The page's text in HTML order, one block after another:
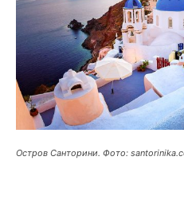
Остров Санторини. Фото: